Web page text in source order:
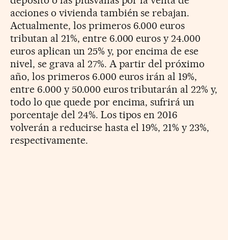
acciones o vivienda también se rebajan.
Actualmente, los primeros 6.000 euros
tributan al 21%, entre 6.000 euros y 24.000
euros aplican un 25% y, por encima de ese
nivel, se grava al 27%. A partir del próximo
año, los primeros 6.000 euros irán al 19%,
entre 6.000 y 50.000 euros tributarán al 22% y,
todo lo que quede por encima, sufrirá un
porcentaje del 24%. Los tipos en 2016
volverán a reducirse hasta el 19%, 21% y 23%,
respectivamente.